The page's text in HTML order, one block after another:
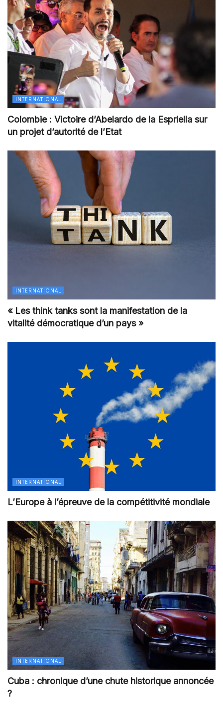
INTERNATIONAL
Colombie : Victoire d’Abelardo de la Espriella sur
un projet d’autorité de l’Etat
INTERNATIONAL
« Les think tanks sont la manifestation de la
vitalité démocratique d’un pays »
INTERNATIONAL
L’Europe à l’épreuve de la compétitivité mondiale
INTERNATIONAL
Cuba : chronique d’une chute historique annoncée
?